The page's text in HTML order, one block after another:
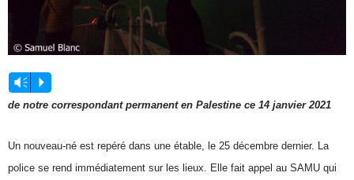
Lecteur
audio
Vm P
de notre correspondant permanent en Palestine ce 14 janvier 2021
Un nouveau-né est repéré dans une étable, le 25 décembre dernier. La
police se rend immédiatement sur les lieux. Elle fait appel au SAMU qui